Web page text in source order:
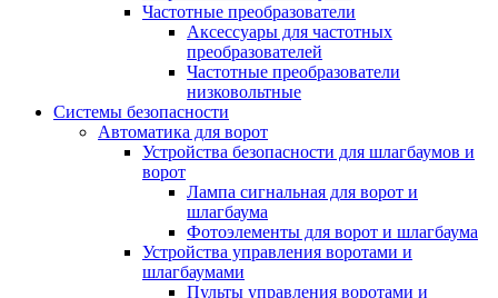
Частотные преобразователи
Аксессуары для частотных
преобразователей
Частотные преобразователи
низковольтные
Системы безопасности
Автоматика для ворот
Устройства безопасности для шлагбаумов и
ворот
Лампа сигнальная для ворот и
шлагбаума
Фотоэлементы для ворот и шлагбаума
Устройства управления воротами и
шлагбаумами
Пульты управления воротами и